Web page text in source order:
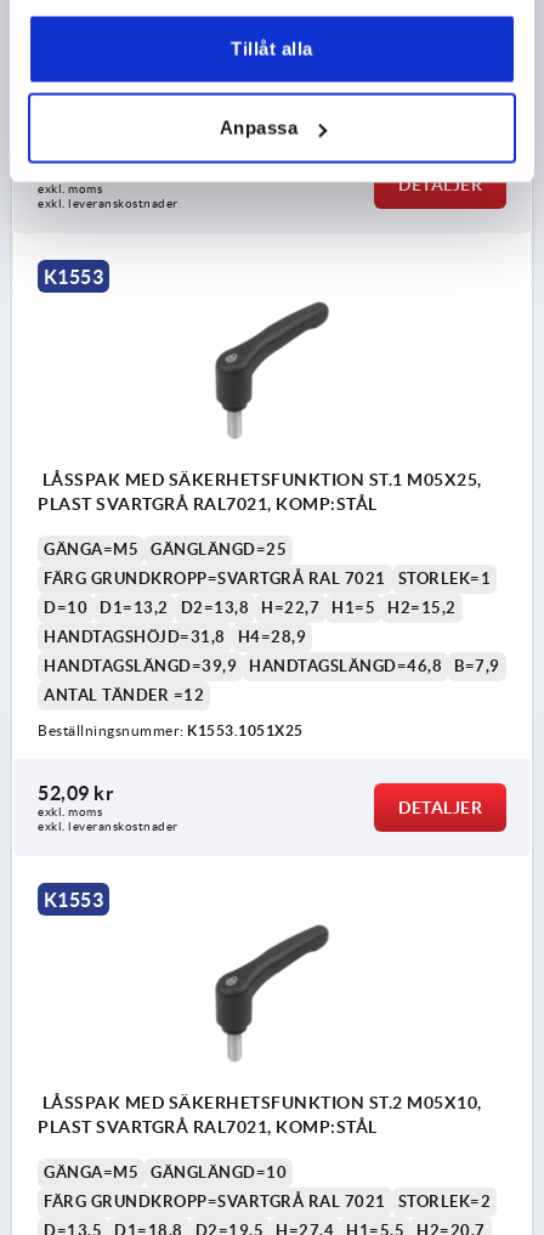
Tillåt alla
Anpassa
HANDTAGSHÖJD=31,8
H4=28,9
HANDTAGSLÄNGD=39,9
HANDTAGSLÄNGD=46,8
52,09 kr
exkl. moms
exkl. leveranskostnader
DETALJER
K1553
LÅSSPAK MED SÄKERHETSFUNKTION ST.1 M05X25,
PLAST SVARTGRÅ RAL7021, KOMP:STÅL
GÄNGA=M5
GÄNGLÄNGD=25
FÄRG GRUNDKROPP=SVARTGRÅ RAL 7021
STORLEK=1
D=10
D1=13,2 D2=13,8 H=22,7 H1=5
H2=15,2
HANDTAGSHÖJD=31,8
H4=28,9
HANDTAGSLÄNGD=39,9
HANDTAGSLÄNGD=46,8
B=7,9
ANTAL TÄNDER =12
Beställningsnummer: K1553.1051X25
52,09 kr
exkl. moms
exkl. leveranskostnader
DETALJER
K1553
LÅSSPAK MED SÄKERHETSFUNKTION ST.2 M05X10,
PLAST SVARTGRÅ RAL7021, KOMP:STÅL
GÄNGA=M5
GÄNGLÄNGD=10
FÄRG GRUNDKROPP=SVARTGRÅ RAL 7021
STORLEK=2
D=13,5
D1=18,8 D2=19,5 H=27,4 H1=5,5 H2=20,7